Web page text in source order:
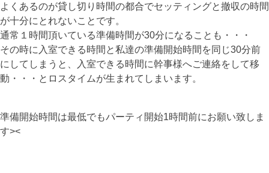
よくあるのが貸し切り時間の都合でセッティングと撤収の時間
が十分にとれないことです。
通常１時間頂いている準備時間が30分になることも・・・
その時に入室できる時間と私達の準備開始時間を同じ30分前
にしてしまうと、入室できる時間に幹事様へご連絡をして移
動・・・とロスタイムが生まれてしまいます。
準備開始時間は最低でもパーティ開始1時間前にお願い致しま
す><